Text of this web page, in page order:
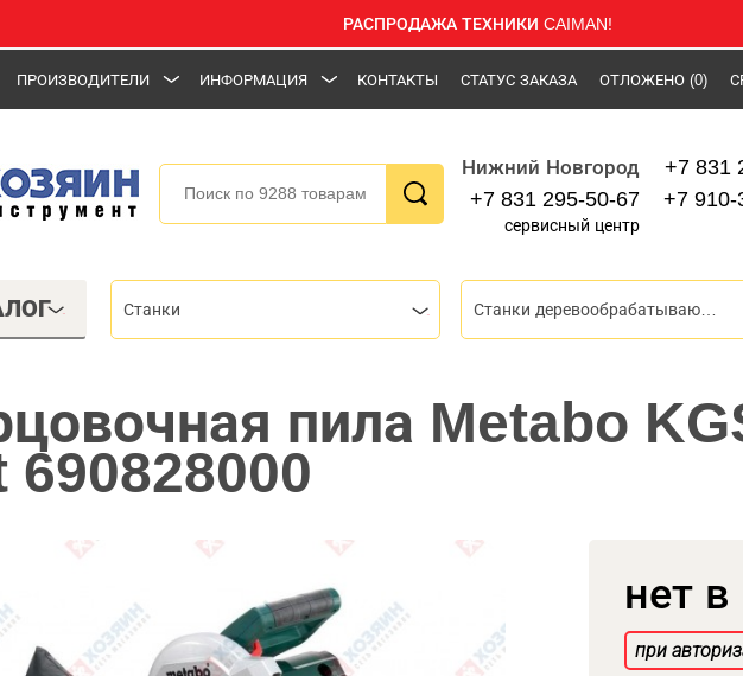
РАСПРОДАЖА ТЕХНИКИ CAIMAN!
ПРОИЗВОДИТЕЛИ ИНФОРМАЦИЯ КОНТАКТЫ СТАТУС ЗАКАЗА ОТЛОЖЕНО (0)
Нижний Новгород
+7 831 295-50-67
сервисный центр
+7 831
+7 910-
Станки
пила Metabo
690828000
нет
при